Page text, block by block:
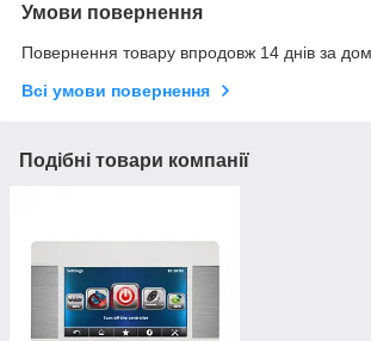
Умови повернення
Повернення товару впродовж 14 днів за
Всі умови повернення
Подібні товари компанії